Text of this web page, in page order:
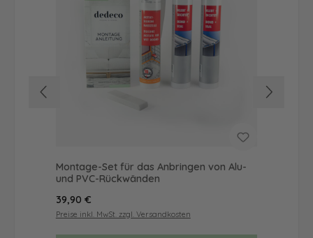
Montage-Set für das Anbringen von Alu-
und PVC-Rückwänden
Regulärer Preis:
39,90 €
Preise inkl. MwSt. zzgl. Versandkosten